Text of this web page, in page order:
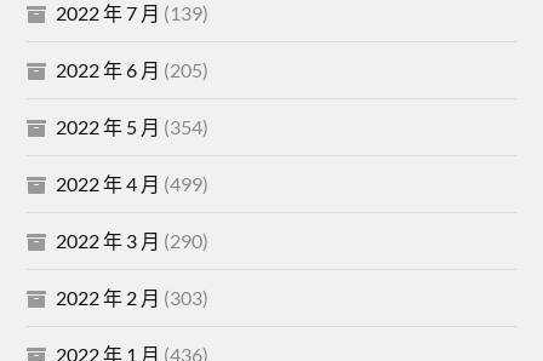
2022 年 7 月 (139)
2022 年 6 月 (205)
2022 年 5 月 (354)
2022 年 4 月 (499)
2022 年 3 月 (290)
2022 年 2 月 (303)
2022 年 1 月 (436)